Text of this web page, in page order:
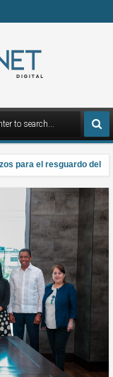
para el resguardo del
de Henríquez 2026